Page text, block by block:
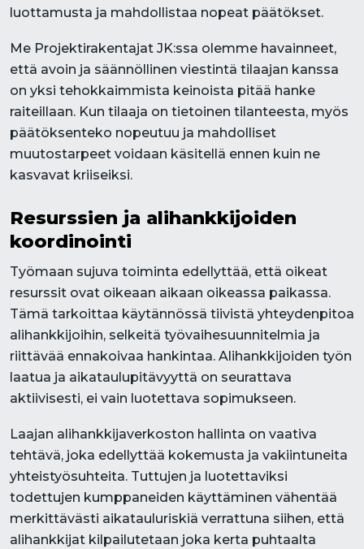
luottamusta ja mahdollistaa nopeat päätökset.
Me Projektirakentajat JK:ssa olemme havainneet,
että avoin ja säännöllinen viestintä tilaajan kanssa
on yksi tehokkaimmista keinoista pitää hanke
raiteillaan. Kun tilaaja on tietoinen tilanteesta, myös
päätöksenteko nopeutuu ja mahdolliset
muutostarpeet voidaan käsitellä ennen kuin ne
kasvavat kriiseiksi.
Resurssien ja alihankkijoiden
koordinointi
Työmaan sujuva toiminta edellyttää, että oikeat
resurssit ovat oikeaan aikaan oikeassa paikassa.
Tämä tarkoittaa käytännössä tiivistä yhteydenpitoa
alihankkijoihin, selkeitä työvaihesuunnitelmia ja
riittävää ennakoivaa hankintaa. Alihankkijoiden työn
laatua ja aikataulupitävyyttä on seurattava
aktiivisesti, ei vain luotettava sopimukseen.
Laajan alihankkijaverkoston hallinta on vaativa
tehtävä, joka edellyttää kokemusta ja vakiintuneita
yhteistyösuhteita. Tuttujen ja luotettaviksi
todettujen kumppaneiden käyttäminen vähentää
merkittävästi aikatauluriskiä verrattuna siihen, että
alihankkijat kilpailutetaan joka kerta puhtaalta